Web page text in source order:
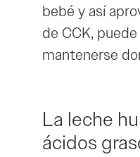
bebé y así
de CCK,
mantenerse
La leche
ácidos